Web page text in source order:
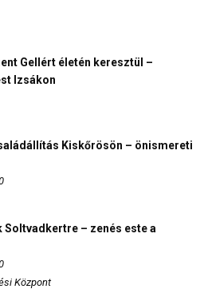
Gellért életén keresztül –
Izsákon
Kiskőrösön – önismereti
– zenés este a
Központ